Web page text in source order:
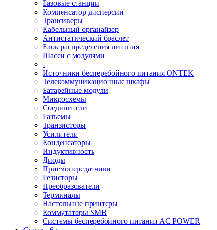
Базовые станции
Компенсатор дисперсии
Трансиверы
Кабельный органайзер
Антистатический браслет
Блок распределения питания
Шасси с модулями
-
Источники бесперебойного питания ONTEK
Телекоммуникационные шкафы
Батарейные модули
Микросхемы
Соединители
Разъемы
Транзисторы
Усилители
Конденсаторы
Индуктивность
Диоды
Приемопередатчики
Резисторы
Преобразователи
Терминалы
Настольные принтеры
Коммутаторы SMB
Системы бесперебойного питания AC POWER